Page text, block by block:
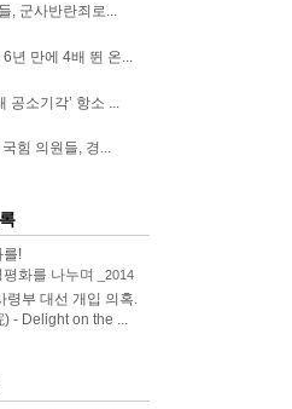
, 군사반란죄로...
년 만에 4배 뛴 온...
공소기각’ 항소 ...
힘 의원들, 경...
를!
화를 나누며
2014
령부 대선 개입 의혹.
) - Delight on the ...